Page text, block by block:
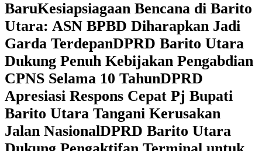
BaruKesiapsiagaan Bencana di Barito
Utara: ASN BPBD Diharapkan Jadi
Garda TerdepanDPRD Barito Utara
Dukung Penuh Kebijakan Pengabdian
CPNS Selama 10 TahunDPRD
Apresiasi Respons Cepat Pj Bupati
Barito Utara Tangani Kerusakan
Jalan NasionalDPRD Barito Utara